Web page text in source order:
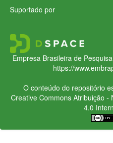
Suportado por
Empresa Brasileira de
https://
O conteúdo do repositório
Creative CommonsAtribuição -
4.0